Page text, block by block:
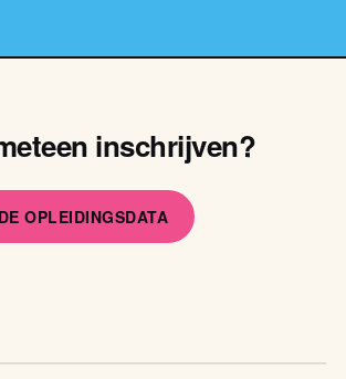
inschrijven?
OPLEIDINGSDATA